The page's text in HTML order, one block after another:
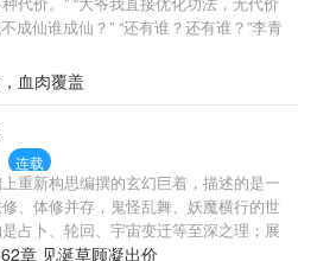
成仙谁成仙？” “还有谁？还有谁？”李青
降临，掀起无边杀戮。 人间红尘，道、
、魔、鬼、诸子百家纵横。 仙道在人间，
李青看到的却是仙路之下亿万白骨和绝
仙？是魔？是佛？是儒？是鬼？是妖？是
李青瞠目结舌。 眼前的雕像隐约间浮现了
的怪异存在于冥冥之地。 “这到底是修
成怪异？”心中冰凉的李青看着满天恐怖怪
血肉覆盖
连载
重新构思编撰的玄幻巨着，描述的是一
、体修并存，鬼怪乱舞、妖魔横行的世
占卜、轮回、宇宙变迁等至深之理；展
、恨、情、仇与追求长生大道之间的纠
章 见涎草顾凝出价